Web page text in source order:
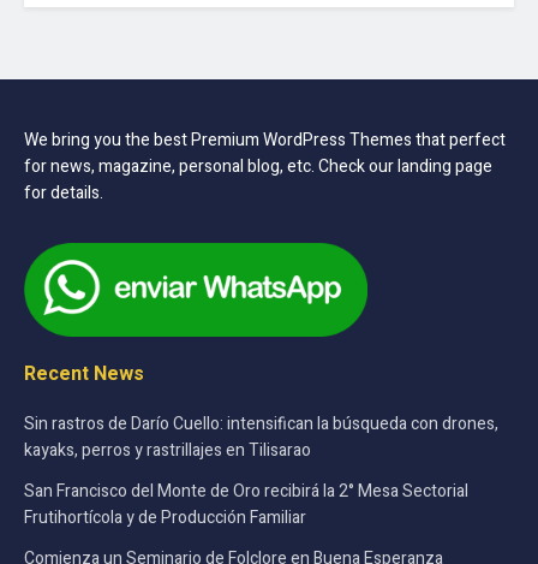
We bring you the best Premium WordPress Themes that perfect
for news, magazine, personal blog, etc. Check our landing page
for details.
Recent News
Sin rastros de Darío Cuello: intensifican la búsqueda con drones,
kayaks, perros y rastrillajes en Tilisarao
San Francisco del Monte de Oro recibirá la 2° Mesa Sectorial
Frutihortícola y de Producción Familiar
Comienza un Seminario de Folclore en Buena Esperanza